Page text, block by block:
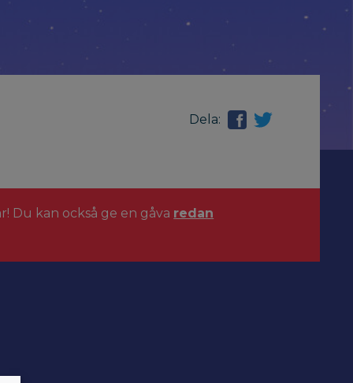
Dela:
kan också ge en gåva redan